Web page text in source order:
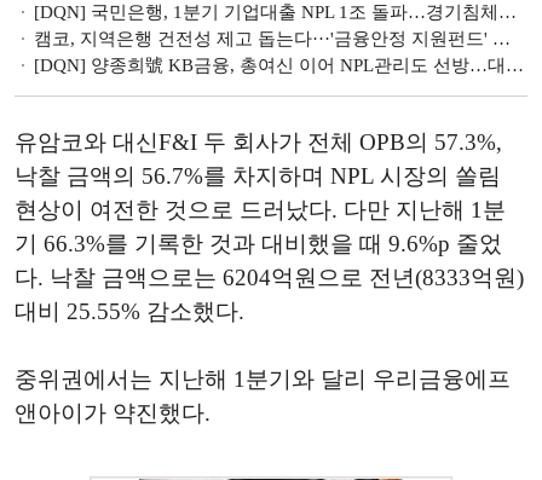
[DQN] 국민은행, 1분기 기업대출 NPL 1조 돌파…경기침체에 중기·자영업 위기
캠코, 지역은행 건전성 제고 돕는다···'금융안정 지원펀드' 조성
[DQN] 양종희號 KB금융, 총여신 이어 NPL관리도 선방…대손충당금 늘리는 지주들 [2025 1분기 리그테이블]
유암코와 대신F&I 두 회사가 전체 OPB의 57.3%,
낙찰 금액의 56.7%를 차지하며 NPL 시장의 쏠림
현상이 여전한 것으로 드러났다. 다만 지난해 1분
기 66.3%를 기록한 것과 대비했을 때 9.6%p 줄었
다. 낙찰 금액으로는 6204억원으로 전년(8333억원)
대비 25.55% 감소했다.
중위권에서는 지난해 1분기와 달리 우리금융에프
앤아이가 약진했다.